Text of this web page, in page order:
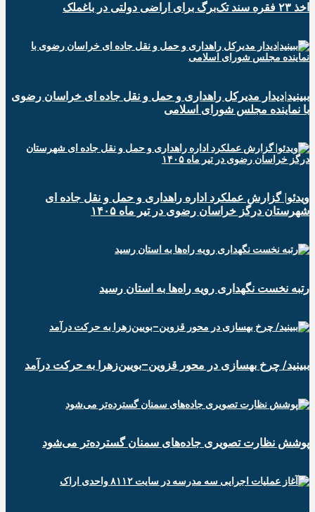
اخذ ۲۳ فقره سند تک‌برگ برای اراضی دولتی در باغملک
ببینید|دیدار مدیرکل راهداری و حمل و نقل جاده ای خراسان رضوی
با نماینده مجلس شورای اسلامی
ویدئو| گزارش عملکرد اداره راهداری و حمل و نقل جاده ای
شهرستان درگز خراسان رضوی در تیر ماه ۱۴۰۵
رتبه نخست نگهداری رویه راه‌ها به استان رسید
ببینید/ چرخ‌ بهسازی در محور قزوین–بویین‌زهرا به حرکت درآمد
پوشش نظارت تصویری جاده‌های سمنان گسترده‌تر می‌شود